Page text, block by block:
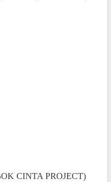
CINTA PROJECT)